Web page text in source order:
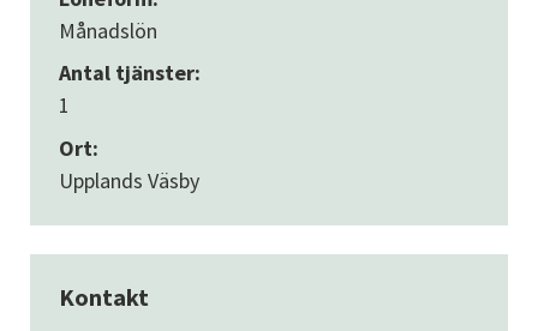
Månadslön
Antal tjänster:
1
Ort:
Upplands Väsby
Kontakt